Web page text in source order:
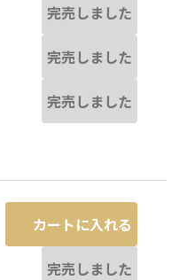
完売しました
完売しました
完売しました
カートに入れる
完売しました